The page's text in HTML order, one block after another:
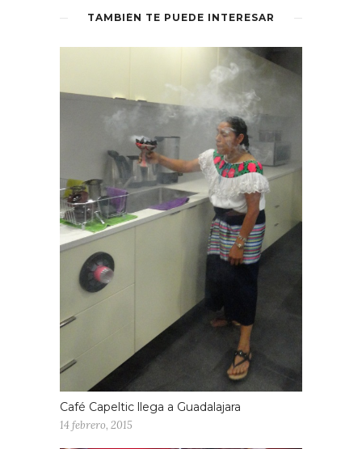
TAMBIÉN TE PUEDE INTERESAR
Café Capeltic llega a Guadalajara
14 febrero, 2015